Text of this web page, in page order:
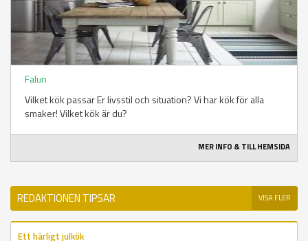
Falun
Vilket kök passar Er livsstil och situation? Vi har kök för alla
smaker! Vilket kök är du?
MER INFO & TILL HEMSIDA
REDAKTIONEN TIPSAR VISA FLER
Ett härligt julkök